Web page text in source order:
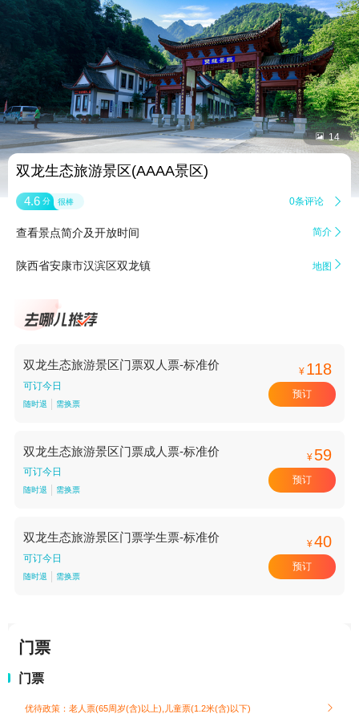
 14
双龙生态旅游景区(AAAA景区)
4.6 分 很棒 0条评论 
查看景点简介及开放时间 简介 
陕西省安康市汉滨区双龙镇 地图 
双龙生态旅游景区门票双人票-标准价
可订今日
随时退 需换票
¥ 118
预订
双龙生态旅游景区门票成人票-标准价
可订今日
随时退 需换票
¥ 59
预订
双龙生态旅游景区门票学生票-标准价
可订今日
随时退 需换票
¥40
预订
门票
门票
优待政策：老人票(65周岁(含)以上),儿童票(1.2米(含)以下) 
